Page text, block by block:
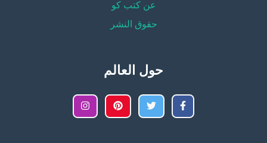
عن كتب كو
حقوق النشر
حول العالم